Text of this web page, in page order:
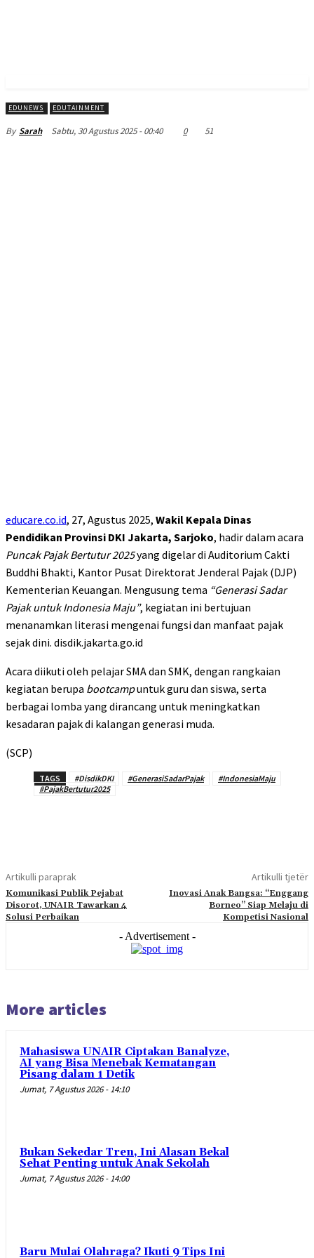
EDUNEWS EDUTAINMENT
By Sarah Sabtu, 30 Agustus 2025 - 00:40 0 51
educare.co.id, 27, Agustus 2025, Wakil Kepala Dinas
Pendidikan Provinsi DKI Jakarta, Sarjoko, hadir dalam acara
Puncak Pajak Bertutur 2025yang digelar di Auditorium Cakti
Buddhi Bhakti, Kantor Pusat Direktorat Jenderal Pajak (DJP)
Kementerian Keuangan. Mengusung tema “Generasi Sadar
Pajak untuk Indonesia Maju”, kegiatan ini bertujuan
menanamkan literasi mengenai fungsi dan manfaat pajak
sejak dini. disdik.jakarta.go.id
Acara diikuti oleh pelajar SMA dan SMK, dengan rangkaian
kegiatan berupa bootcampuntuk guru dan siswa, serta
berbagai lomba yang dirancang untuk meningkatkan
kesadaran pajak di kalangan generasi muda.
(SCP)
TAGS #DisdikDKI #GenerasiSadarPajak
#IndonesiaMaju
#PajakBertutur2025
Artikulli paraprak
Komunikasi Publik Pejabat
Disorot, UNAIR Tawarkan 4
Solusi Perbaikan
Artikulli tjetër
Inovasi Anak Bangsa: “Enggang
Borneo” Siap Melaju di
Kompetisi Nasional
- Advertisement -
More articles
Mahasiswa UNAIR Ciptakan Banalyze,
AI yang Bisa Menebak Kematangan
Pisang dalam 1 Detik
Jumat, 7 Agustus 2026 - 14:10
Bukan Sekedar Tren, Ini Alasan Bekal
Sehat Penting untuk Anak Sekolah
Jumat, 7 Agustus 2026 - 14:00
Baru Mulai Olahraga? Ikuti 9 Tips Ini